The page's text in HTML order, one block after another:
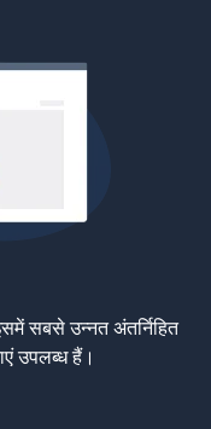
सबसे उन्नत अंतर्निहित
उपलब्ध हैं।